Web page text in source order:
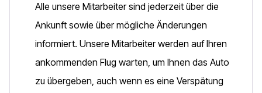
Alle unsere Mitarbeiter sind jederzeit über die
Ankunft sowie über mögliche Änderungen
informiert. Unsere Mitarbeiter werden auf Ihren
ankommenden Flug warten, um Ihnen das Auto
zu übergeben, auch wenn es eine Verspätung